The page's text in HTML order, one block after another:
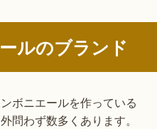
ルのブランド
ボニエールを作っている
問わず数多くあります。